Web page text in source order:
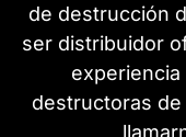
de destrucción
ser distribuidor
destructoras